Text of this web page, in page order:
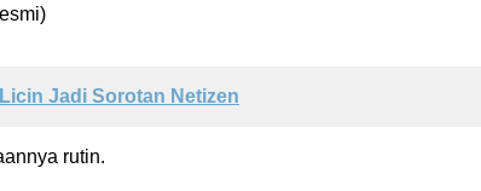
Jadi Sorotan Netizen
rutin.